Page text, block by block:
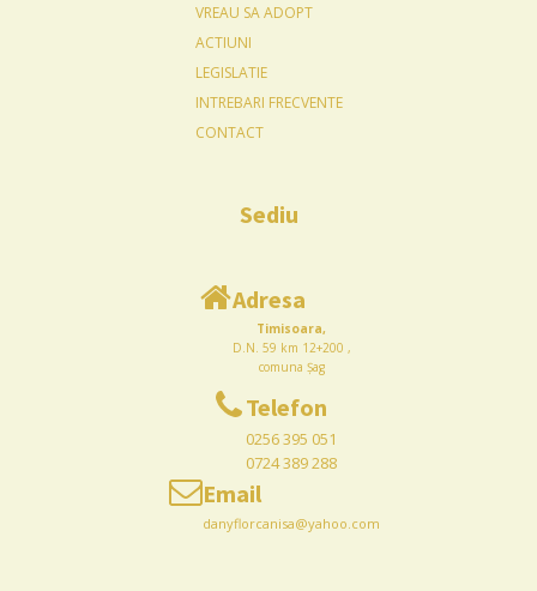
VREAU SA ADOPT
ACTIUNI
LEGISLATIE
INTREBARI FRECVENTE
CONTACT
Sediu
Adresa
Timisoara,
D.N. 59 km 12+200 ,
comuna Șag
Telefon
0256 395 051
0724 389 288
Email
danyflorcanisa@yahoo.com